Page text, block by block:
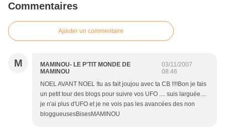
Commentaires
Ajouter un commentaire
M
MAMINOU- LE P'TIT MONDE DE
MAMINOU
03/11/2007
08:46
NOEL AVANT NOEL !tu as fait joujou avec ta CB !!!!Bon je fais
un petit tour des blogs pour suivre vos UFO .... suis larguée....
je n'ai plus d'UFO et je ne vois pas les avancées des non
bloggueusesBisesMAMINOU